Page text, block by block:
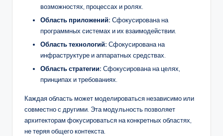
возможностях, процессах и ролях.
Область приложений: Сфокусирована на
программных системах и их взаимодействии.
Область технологий: Сфокусирована на
инфраструктуре и аппаратных средствах.
Область стратегии: Сфокусирована на целях,
принципах и требованиях.
Каждая область может моделироваться независимо или
совместно с другими. Эта модульность позволяет
архитекторам фокусироваться на конкретных областях,
не теряя общего контекста.